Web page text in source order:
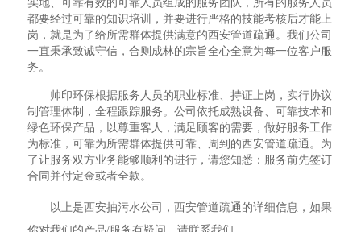
实地、可靠有效的可靠人员组成的服务团队，所有的服务人员
都要经过可靠的知识培训，并要进行严格的技能考核后才能上
岗，就是为了给所需群体提供满意的西安管道疏通。我们公司
一直秉承致诚守信，合则成林的宗旨全心全意为每一位客户服
务。
帅印环保根据服务人员的职业标准、持证上岗，实行协议
制管理体制，全程跟踪服务。公司依托成熟设备、可靠技术和
绿色环保产品，以尊重客人，满足顾客的需要，做好服务工作
为标准，可靠为所需群体提供可靠、周到的西安管道疏通。为
了让服务双方业务能够顺利的进行，请您知悉：服务前先签订
合同并付定金或者全款。
以上是西安抽污水公司，西安管道疏通的详细信息，如果